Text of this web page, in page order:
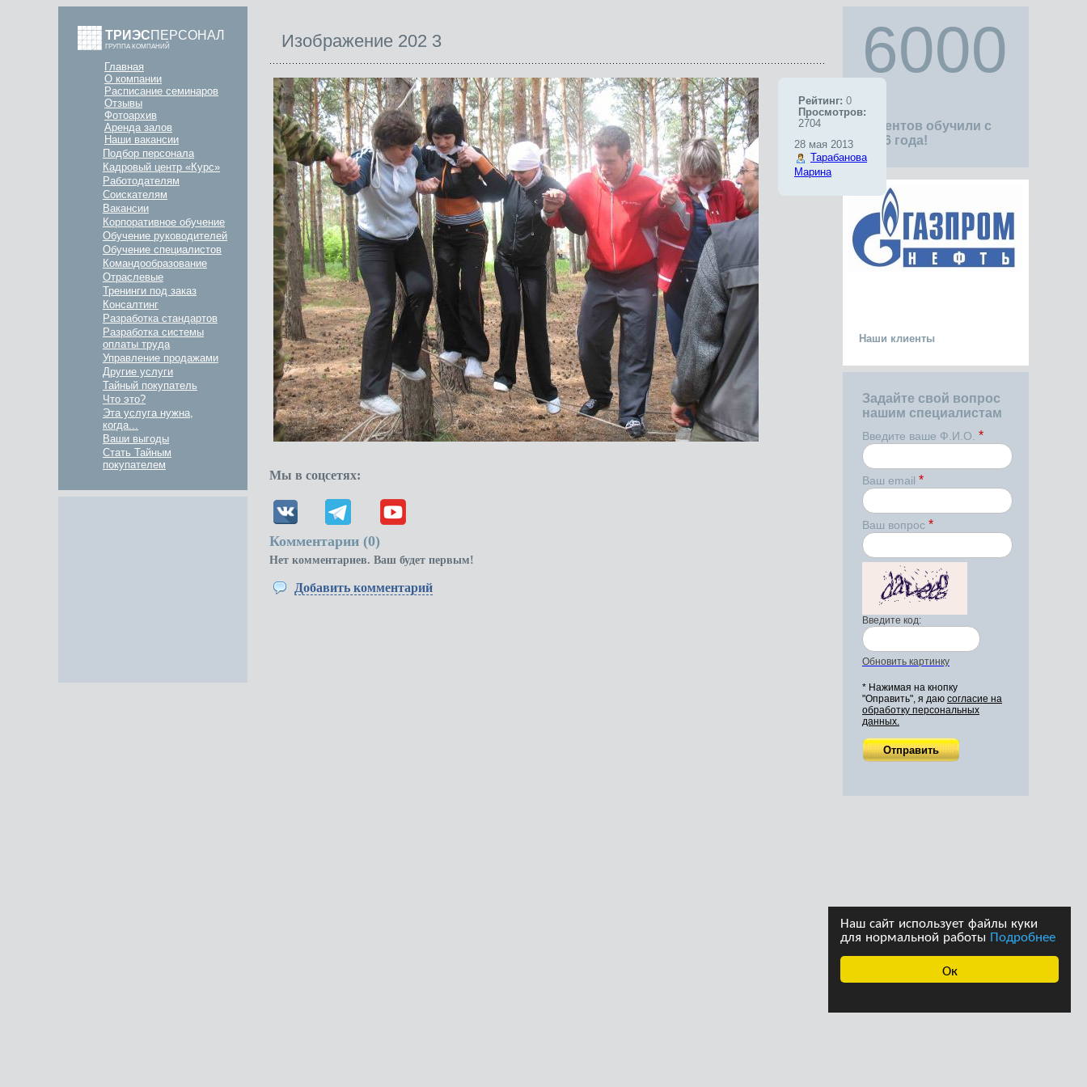
Ок
Наш сайт использует файлы куки
для нормальной работы Подробнее
ТРИЭСПЕРСОНАЛ
ГРУППА КОМПАНИЙ
Главная
О компании
Расписание семинаров
Отзывы
Фотоархив
Аренда залов
Наши вакансии
Подбор персонала
Кадровый центр «Курс»
Работодателям
Соискателям
Вакансии
Корпоративное обучение
Обучение руководителей
Обучение специалистов
Командообразование
Отраслевые
Тренинги под заказ
Консалтинг
Разработка стандартов
Разработка системы
оплаты труда
Управление продажами
Другие услуги
Тайный покупатель
Что это?
Эта услуга нужна,
когда...
Ваши выгоды
Стать Тайным
покупателем
6000
клиентов обучили с
1996 года!
Наши клиенты
Задайте свой вопрос
нашим специалистам
Введите ваше Ф.И.О. *
Ваш email *
Ваш вопрос *
Введите код:
Обновить картинку
* Нажимая на кнопку
"Оправить", я даю согласие на
обработку персональных
данных.
Изображение 202 3
Рейтинг: 0
Просмотров:
2704
28 мая 2013
Тарабанова
Марина
Мы в соцсетях:
Комментарии (0)
Нет комментариев. Ваш будет первым!
Добавить комментарий